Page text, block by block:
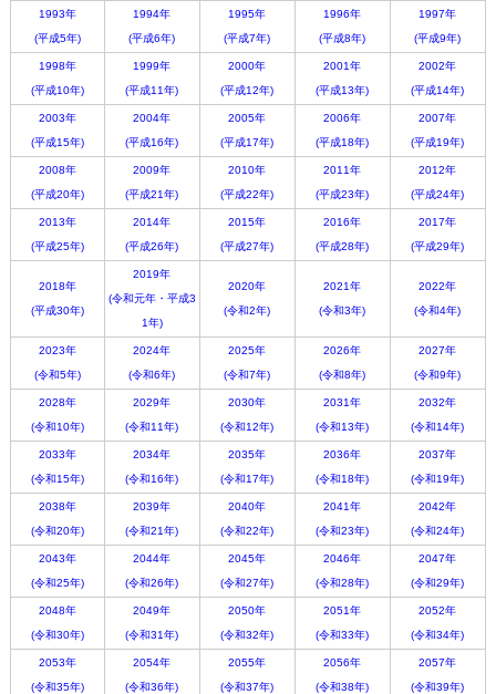
1993年
(平成5年)
1994年
(平成6年)
1995年
(平成7年)
1996年
(平成8年)
1997年
(平成9年)
1998年
(平成10年)
1999年
(平成11年)
2000年
(平成12年)
2001年
(平成13年)
2002年
(平成14年)
2003年
(平成15年)
2004年
(平成16年)
2005年
(平成17年)
2006年
(平成18年)
2007年
(平成19年)
2008年
(平成20年)
2009年
(平成21年)
2010年
(平成22年)
2011年
(平成23年)
2012年
(平成24年)
2013年
(平成25年)
2014年
(平成26年)
2015年
(平成27年)
2016年
(平成28年)
2017年
(平成29年)
2018年
(平成30年)
2019年
(令和元年・平成3
1年)
2020年
(令和2年)
2021年
(令和3年)
2022年
(令和4年)
2023年
(令和5年)
2024年
(令和6年)
2025年
(令和7年)
2026年
(令和8年)
2027年
(令和9年)
2028年
(令和10年)
2029年
(令和11年)
2030年
(令和12年)
2031年
(令和13年)
2032年
(令和14年)
2033年
(令和15年)
2034年
(令和16年)
2035年
(令和17年)
2036年
(令和18年)
2037年
(令和19年)
2038年
(令和20年)
2039年
(令和21年)
2040年
(令和22年)
2041年
(令和23年)
2042年
(令和24年)
2043年
(令和25年)
2044年
(令和26年)
2045年
(令和27年)
2046年
(令和28年)
2047年
(令和29年)
2048年
(令和30年)
2049年
(令和31年)
2050年
(令和32年)
2051年
(令和33年)
2052年
(令和34年)
2053年
(令和35年)
2054年
(令和36年)
2055年
(令和37年)
2056年
(令和38年)
2057年
(令和39年)